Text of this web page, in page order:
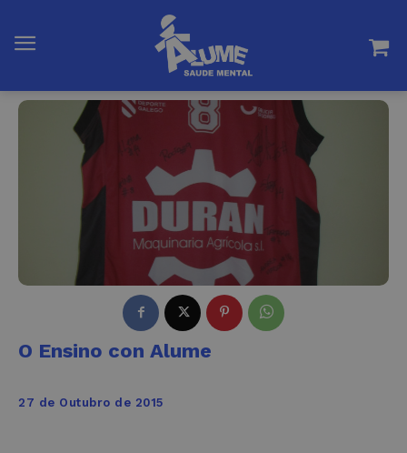
O Ensino con Alume
27 de Outubro de 2015